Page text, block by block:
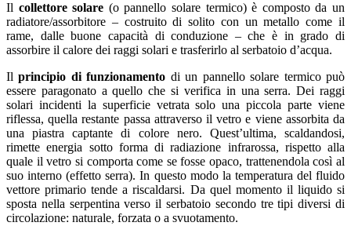
Il collettore solare (o pannello solare termico) è composto da un
radiatore/assorbitore – costruito di solito con un metallo come il
rame, dalle buone capacità di conduzione – che è in grado di
assorbire il calore dei raggi solari e trasferirlo al serbatoio d’acqua.
Il principio di funzionamento di un pannello solare termico può
essere paragonato a quello che si verifica in una serra. Dei raggi
solari incidenti la superficie vetrata solo una piccola parte viene
riflessa, quella restante passa attraverso il vetro e viene assorbita da
una piastra captante di colore nero. Quest’ultima, scaldandosi,
rimette energia sotto forma di radiazione infrarossa, rispetto alla
quale il vetro si comporta come se fosse opaco, trattenendola così al
suo interno (effetto serra). In questo modo la temperatura del fluido
vettore primario tende a riscaldarsi. Da quel momento il liquido si
sposta nella serpentina verso il serbatoio secondo tre tipi diversi di
circolazione: naturale, forzata o a svuotamento.